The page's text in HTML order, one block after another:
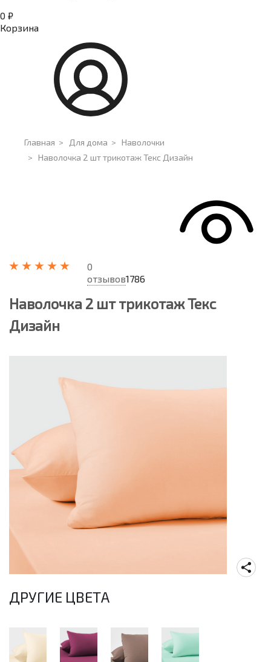
0 ₽
Корзина
Главная > Для дома > Наволочки
> Наволочка 2 шт трикотаж Текс Дизайн
0
отзывов1786
Наволочка 2 шт трикотаж Текс
Дизайн
ДРУГИЕ ЦВЕТА